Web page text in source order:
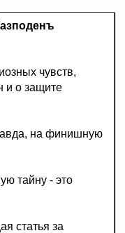
чувств,
и о защите
на финишную
тайну - это
статья за